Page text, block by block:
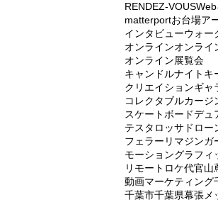
RENDEZ-VOUS
matterportお台場ア
インタビューウォー
オンラインオンライ
オンライン展覧会
キャンドルナイト キ
クリエイションギャ
コレクタブルカージ
スケートボードデュ
テスタロッサ ドロー
フェラーリ マジンガ
モーショングラフィ
リモート ロケ代官山
動画マーケティング
千葉市千葉県幕張メ